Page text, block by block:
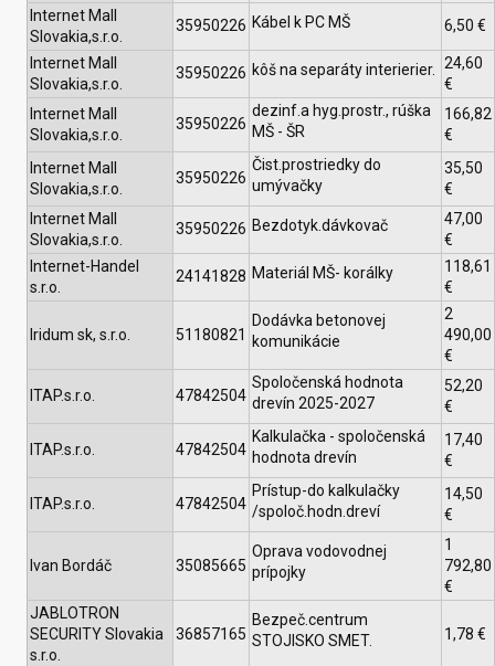
Internet Mall
Slovakia,s.r.o.
35950226 Kábel k PC MŠ 6,50 €
Internet Mall
Slovakia,s.r.o.
35950226 kôš na separáty interierier. 24,60
€
Internet Mall
Slovakia,s.r.o.
35950226
dezinf.a hyg.prostr., rúška
MŠ - ŠR
166,82
€
Internet Mall
Slovakia,s.r.o.
35950226
Čist.prostriedky do
umývačky
35,50
€
Internet Mall
Slovakia,s.r.o.
35950226 Bezdotyk.dávkovač
47,00
€
Internet-Handel
s.r.o.
24141828 Materiál MŠ- korálky
118,61
€
Iridum sk, s.r.o. 51180821
Dodávka betonovej
komunikácie
2
490,00
€
ITAP.s.r.o. 47842504
Spoločenská hodnota
drevín 2025-2027
52,20
€
ITAP.s.r.o. 47842504
Kalkulačka - spoločenská
hodnota drevín
17,40
€
ITAP.s.r.o. 47842504
Prístup-do kalkulačky
/spoloč.hodn.dreví
14,50
€
Ivan Bordáč 35085665
Oprava vodovodnej
prípojky
1
792,80
€
JABLOTRON
SECURITY Slovakia
s.r.o.
36857165
Bezpeč.centrum
STOJISKO SMET.
1,78 €